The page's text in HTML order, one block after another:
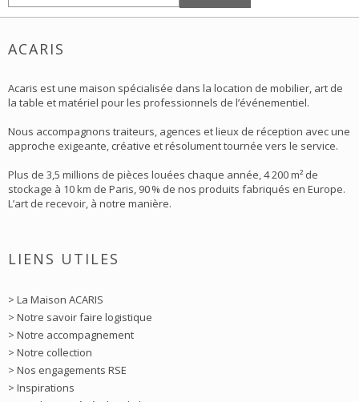
ACARIS
Acaris est une maison spécialisée dans la location de mobilier, art de
la table et matériel pour les professionnels de l’événementiel.
Nous accompagnons traiteurs, agences et lieux de réception avec une
approche exigeante, créative et résolument tournée vers le service.
Plus de 3,5 millions de pièces louées chaque année, 4 200 m² de
stockage à 10 km de Paris, 90 % de nos produits fabriqués en Europe.
L’art de recevoir, à notre manière.
LIENS UTILES
> La Maison ACARIS
> Notre savoir faire logistique
> Notre accompagnement
> Notre collection
> Nos engagements RSE
> Inspirations